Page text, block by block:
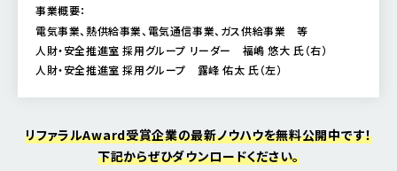
事業概要：
電気事業、熱供給事業、電気通信事業、ガス供給事業 等
人財・安全推進室 採用グループ リーダー 福嶋 悠大 氏（右）
人財・安全推進室 採用グループ 露峰 佑太 氏（左）
リファラルAward受賞企業の最新ノウハウを無料公開中です！
下記からぜひダウンロードください。